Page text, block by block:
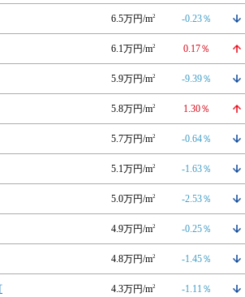
6.5万円/m2 -0.23％
6.1万円/m2 0.17％
5.9万円/m2 -9.39％
5.8万円/m2 1.30％
5.7万円/m2 -0.64％
5.1万円/m2 -1.63％
5.0万円/m2 -2.53％
4.9万円/m2 -0.25％
4.8万円/m2 -1.45％
4.3万円/m2 -1.11％